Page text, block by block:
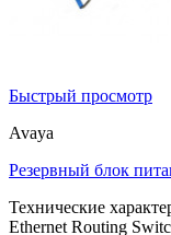
Быстрый просмотр
Avaya
Резервный блок
Технические
Ethernet Routing